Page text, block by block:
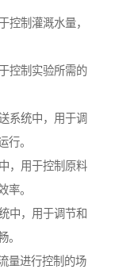
控制灌溉水量，
控制实验所需的
系统中，用于调
行。
，用于控制原料
率。
中，用于调节和
。
量进行控制的场